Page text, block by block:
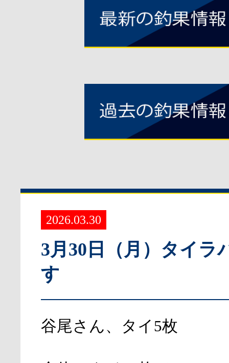
2026.03.30
3月30日（月）タイラ
す
谷尾さん、タイ5枚